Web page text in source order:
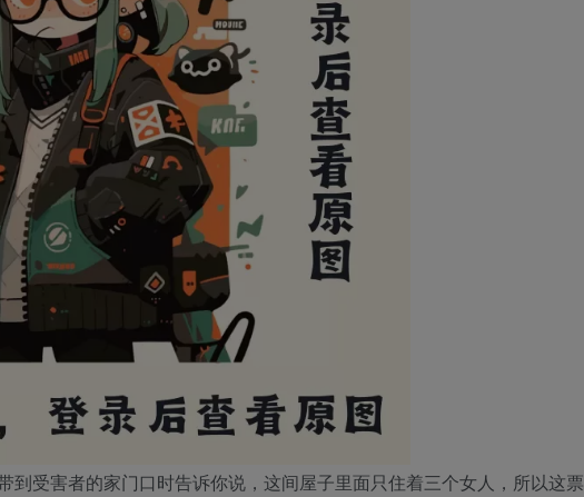
受害者的家门口时告诉你说，这间屋子里面只住着三个女人，所以这票